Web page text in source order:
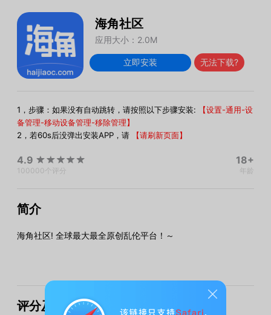
海角社区
应用大小：2.0M
立即安装 无法下载?
1，步骤：如果没有自动跳转，请按照以下步骤安装:
【设置-通用-设
备管理-移动设备管理-移除管理】
2，若60s后没弹出安装APP，请
【请刷新页面】
18+
年龄
4.9
100000 个评分
简介
海角社区! 全球最大最全原创乱伦平台！～
评分及评论